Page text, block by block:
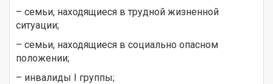
– семьи, находящиеся в трудной жизненной
ситуации;
– семьи, находящиеся в социально опасном
положении;
– инвалиды I группы;